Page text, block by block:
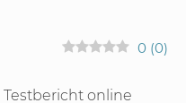
Testbericht online
0 (0)